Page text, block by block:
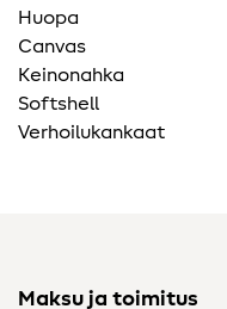
Huopa
Canvas
Keinonahka
Softshell
Verhoilukankaat
Maksu ja toimitus